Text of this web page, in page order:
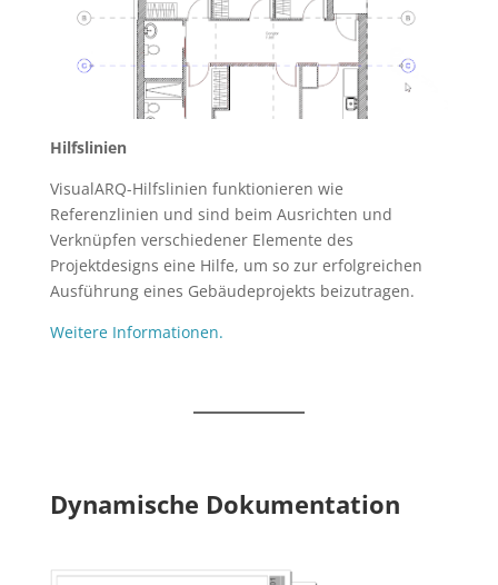
Hilfslinien
VisualARQ-Hilfslinien funktionieren wie
Referenzlinien und sind beim Ausrichten und
Verknüpfen verschiedener Elemente des
Projektdesigns eine Hilfe, um so zur erfolgreichen
Ausführung eines Gebäudeprojekts beizutragen.
Weitere Informationen.
Dynamische Dokumentation